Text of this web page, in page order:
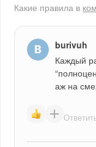
Какие правила в
burivuh
Каждый
аж на